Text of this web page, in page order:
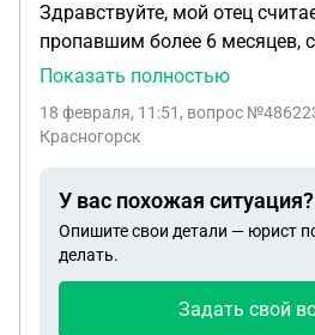
Здравствуйте, мой отец
пропавшим более 6 месяцев,
погибшим, мне 23 года, не
моя бабушка его
Показать полностью
18 февраля, 11:51 , вопрос
Красногорск
У вас похожая ситуация?
Опишите свои детали — юрист
делать.
Задать свой